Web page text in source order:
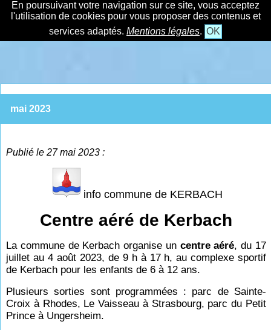
En poursuivant votre navigation sur ce site, vous acceptez
l'utilisation de cookies pour vous proposer des contenus et
services adaptés. Mentions légales. OK
mai 2023
Publié le 27 mai 2023 :
info commune de KERBACH
Centre aéré de Kerbach
La commune de Kerbach organise un centre aéré, du 17
juillet au 4 août 2023, de 9 h à 17 h, au complexe sportif
de Kerbach pour les enfants de 6 à 12 ans.
Plusieurs sorties sont programmées : parc de Sainte-
Croix à Rhodes, Le Vaisseau à Strasbourg, parc du Petit
Prince à Ungersheim.